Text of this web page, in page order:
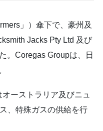
」）傘下で、豪州及
Jacks Pty Ltd 及び
。Coregas Groupは、日
ーストラリア及びニュ
、特殊ガスの供給を行